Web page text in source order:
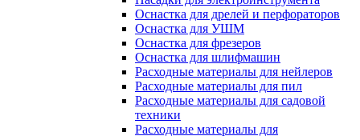
Оснастка для дрелей и перфораторов
Оснастка для УШМ
Оснастка для фрезеров
Оснастка для шлифмашин
Расходные материалы для нейлеров
Расходные материалы для пил
Расходные материалы для садовой
техники
Расходные материалы для